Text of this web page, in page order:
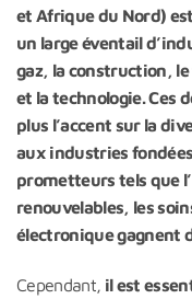
et Afrique du Nord)
un large éventail
gaz, la construction,
et la technologie. Ces
plus l’accent sur la
aux industries
prometteurs tels que
renouvelables, les
électronique gagnent
Cependant, il est